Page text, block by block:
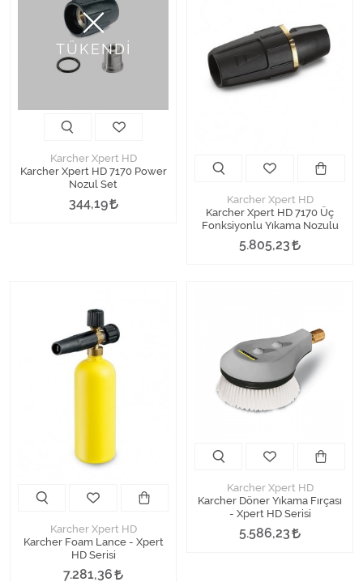
TÜKENDİ
Karcher Xpert HD
Karcher Xpert HD 7170 Power
Nozul Set
344,19
Karcher Xpert HD
Karcher Xpert HD 7170 Üç
Fonksiyonlu Yıkama Nozulu
5.805,23
Karcher Xpert HD
Karcher Foam Lance - Xpert
HD Serisi
7.281,36
Karcher Xpert HD
Karcher Döner Yıkama Fırçası
- Xpert HD Serisi
5.586,23